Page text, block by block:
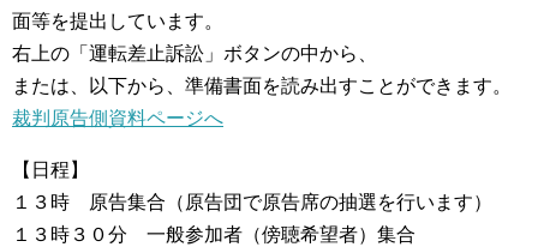
面等を提出しています。
右上の「運転差止訴訟」ボタンの中から、
または、以下から、準備書面を読み出すことができます。
裁判原告側資料ページへ
【日程】
１３時 原告集合（原告団で原告席の抽選を行います）
１３時３０分 一般参加者（傍聴希望者）集合